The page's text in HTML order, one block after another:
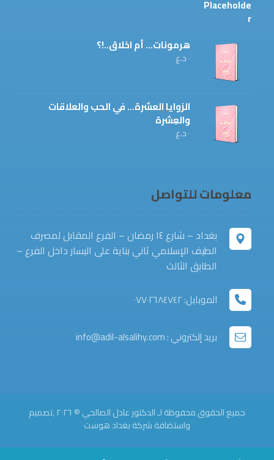
هرمونات... أم اخلاق..!؟
٠د.ع
الزوايا العشرة... في الحب والعلاقات
والعِشرة
٠د.ع
معلومات للتواصل
بغداد – شارع ١٤ رمضان – الفرع المقابل لمصرف
الطيف الإسلامي ثاني بناية على اليسار داخل الفرع –
الطابق الثالث
الموبايل: ٠٧٧٠٢٦٨٤٧٤٢
بريد إلكتروني : info@adil-alsalihy.com
جميع الحقوق محفوظة لـ الدكتور عادل الصالحي © ٢٠٢٦ ,تصميم
واستضافة شركةبغداد هوست